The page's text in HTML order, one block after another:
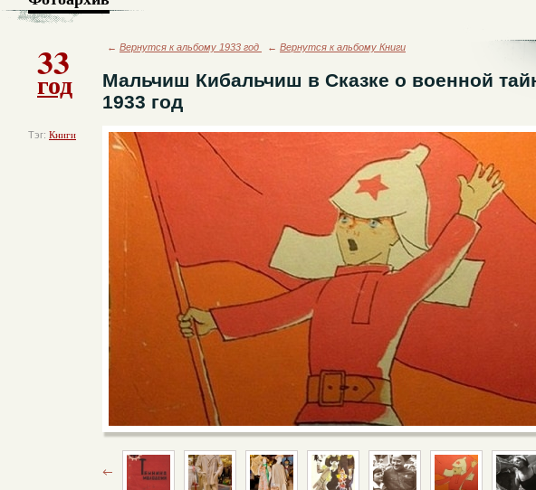
33
год
Тэг: Книги
← Вернутся к альбому 1933 год ← Вернутся к альбому Книги
Мальчиш Кибальчиш в Сказке о военной
1933 год